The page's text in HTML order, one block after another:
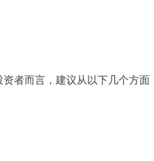
者而言，建议从以下几个方面